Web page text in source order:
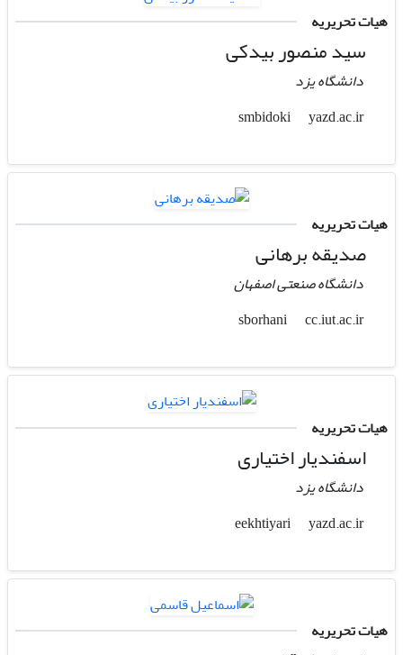
هیات تحریریه
سید منصور بیدکی
دانشگاه یزد
smbidoki
yazd.ac.ir
هیات تحریریه
صدیقه برهانی
دانشگاه صنعتی اصفهان
sborhani
cc.iut.ac.ir
هیات تحریریه
اسفندیار اختیاری
دانشگاه یزد
eekhtiyari
yazd.ac.ir
هیات تحریریه